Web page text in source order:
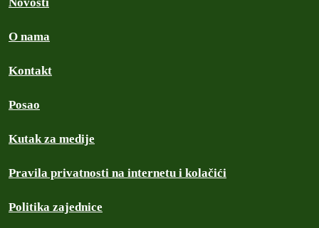
O nama
Kontakt
Posao
Kutak za medije
Pravila privatnosti na internetu i kolačići
Politika zajednice